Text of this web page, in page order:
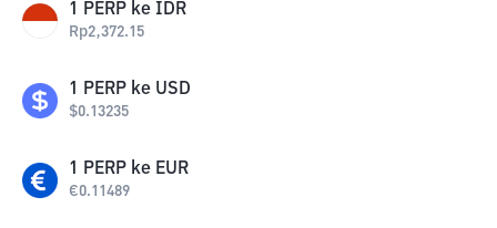
1 PERP ke IDR
Rp2,372.15
1 PERP ke USD
$0.13235
1 PERP ke EUR
€0.11489